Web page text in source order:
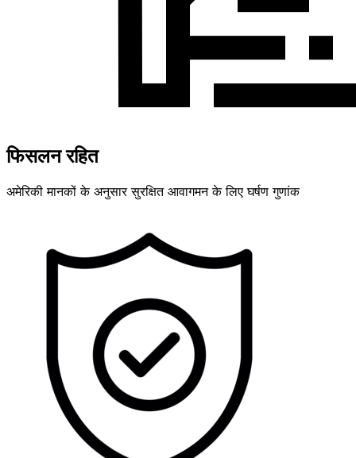
फिसलन रहित
अमेरिकी मानकों के अनुसार सुरक्षित आवागमन के लिए घर्षण गुणांक